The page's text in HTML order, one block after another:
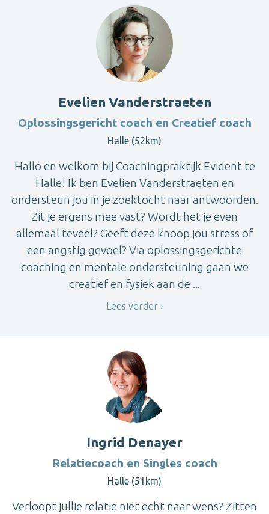
Evelien Vanderstraeten
Oplossingsgericht coach en Creatief coach
Halle (52km)
Hallo en welkom bij Coachingpraktijk Evident te
Halle! Ik ben Evelien Vanderstraeten en
ondersteun jou in je zoektocht naar antwoorden.
Zit je ergens mee vast? Wordt het je even
allemaal teveel? Geeft deze knoop jou stress of
een angstig gevoel? Via oplossingsgerichte
coaching en mentale ondersteuning gaan we
creatief en fysiek aan de ...
Lees verder
Ingrid Denayer
Relatiecoach en Singles coach
Halle (51km)
Verloopt jullie relatie niet echt naar wens? Zitten